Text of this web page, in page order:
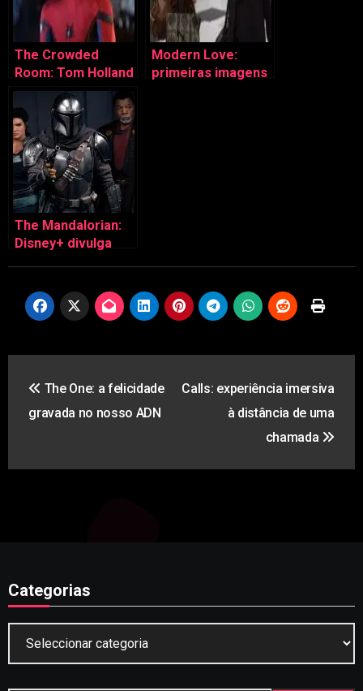
The Crowded
Room: Tom Holland
protagoniza
antologia
Modern Love:
primeiras imagens
The Mandalorian:
Disney+ divulga
de The One: a felicidade
gravada no nosso ADN
Calls: experiência imersiva
à distância de uma
chamada
Categorias